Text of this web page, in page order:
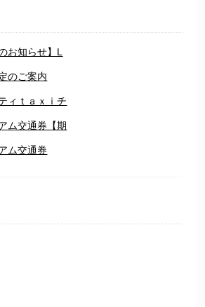
お知らせ】L
のご案内
ィｔａｘｉチ
ム交通券【期
ム交通券